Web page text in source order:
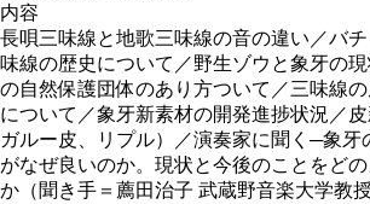
内容
長唄三味線と地歌三味線の音の違い／バ
味線の歴史について／野生ゾウと象牙の
の自然保護団体のあり方ついて／三味線
について／象牙新素材の開発進捗状況／
ガルー皮、リプル）／演奏家に聞く─象牙
がなぜ良いのか。現状と今後のことをど
か（聞き手＝薦田治子 武蔵野音楽大学教